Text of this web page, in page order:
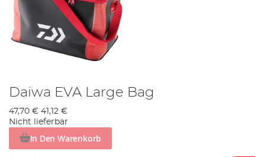
Daiwa EVA Large Bag
47,70 € 41,12 €
Nicht lieferbar
In Den Warenkorb